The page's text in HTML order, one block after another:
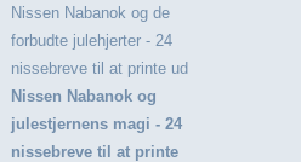
Nissen Nabanok og de
forbudte julehjerter - 24
nissebreve til at printe ud
Nissen Nabanok og
julestjernens magi - 24
nissebreve til at printe